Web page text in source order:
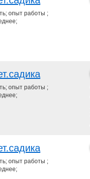
опыт работы ;
опыт работы ;
опыт работы ;